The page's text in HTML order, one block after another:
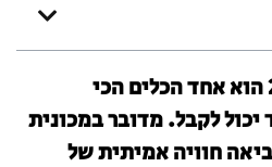
רכב חשמלי לילדים 24V הוא אחד הכלים הכי
לקבל. מדובר במכונית
חוויה אמיתית של